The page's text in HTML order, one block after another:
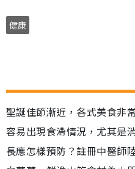
健康
聖誕佳節漸近，各式美食非
容易出現食滯情況，尤其是
長應怎樣預防？註冊中醫師